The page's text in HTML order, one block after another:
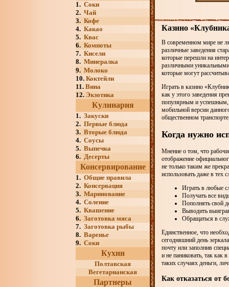
1. Соки
2. Чай
3. Кофе
4. Какао
5. Квас
6. Компоты
7. Кисели
8. Минералка
9. Молоко
10. Коктейли
11. Вина
12. Экзотика
Кулинария
1. Закуски
2. Первые блюда
3. Вторые блюда
4. Соусы
5. Выпечка
6. Десерты
Консервирование
1. Общие правила
2. Консервация
3. Маринование
4. Соление
5. Квашение
6. Заготовка мяса
7. Заготовка рыбы
8. Варенье
9. Соки
Кухни
Полтавская
Вегетарианская
Партнеры
Казино
В современном мире не
различные заведения
которые перешли на
различными
которые могут
Играть в казино
как у этого заведения
популярным и успешным,
мобильной версии
общественном
Когда нужно
Мнение о том, что
отображение
не только таким же
использовать даже в тех
Играть в любые
Получать все
Пополнять свой
Выводить
Обращаться в
Единственное, что
сегодняшний день
почту или заполнив
и не паниковать, так как
таких случаях деньги,
Как отказаться от